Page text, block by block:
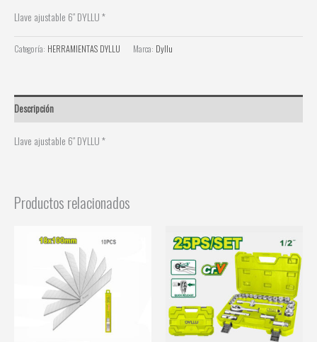
Llave ajustable 6″ DYLLU *
Categoría: HERRAMIENTAS DYLLU Marca: Dyllu
Descripción
Llave ajustable 6″ DYLLU *
Productos relacionados